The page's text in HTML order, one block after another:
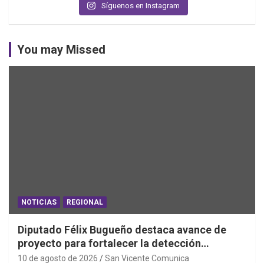
Síguenos en Instagram
You may Missed
NOTICIAS REGIONAL
Diputado Félix Bugueño destaca avance de
proyecto para fortalecer la detección
temprana del cáncer de tiroides
10 de agosto de 2026 San Vicente Comunica